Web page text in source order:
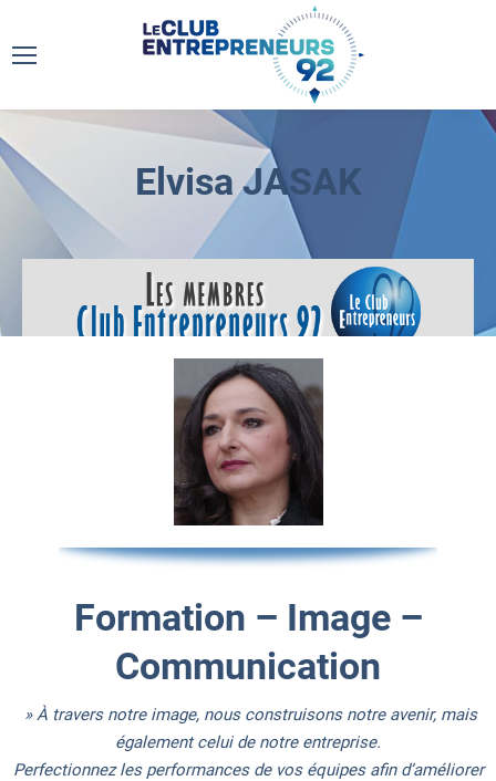
Elvisa JASAK
Formation – Image –
Communication
» À travers notre image, nous construisons notre avenir, mais
également celui de notre entreprise.
Perfectionnez les performances de vos équipes afin d’améliorer